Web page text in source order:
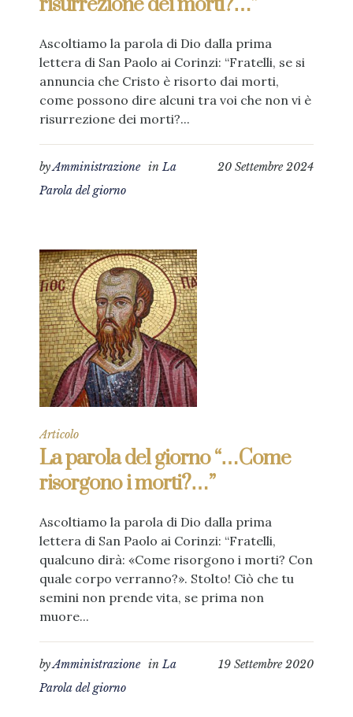
Ascoltiamo la parola di Dio dalla prima
lettera di San Paolo ai Corinzi: “Fratelli, se si
annuncia che Cristo è risorto dai morti,
come possono dire alcuni tra voi che non vi è
risurrezione dei morti?...
20 Settembre 2024
byAmministrazione inLa
Parola del giorno
Articolo
La parola del giorno “…Come
risorgono i morti?…”
Ascoltiamo la parola di Dio dalla prima
lettera di San Paolo ai Corinzi: “Fratelli,
qualcuno dirà: «Come risorgono i morti? Con
quale corpo verranno?». Stolto! Ciò che tu
semini non prende vita, se prima non
muore...
19 Settembre 2020
byAmministrazione inLa
Parola del giorno